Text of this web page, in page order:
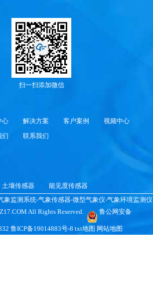
扫一扫添加微信
心 解决方案 客户案例
视频中心
们 联系我们
土壤传感器
能见度传感器
象监测系统-气象传感器-微型气象仪-气象环境监测仪
All Rights Reserved.
鲁公网安备
鲁ICP备19014883号-8 txt地图 网站地图